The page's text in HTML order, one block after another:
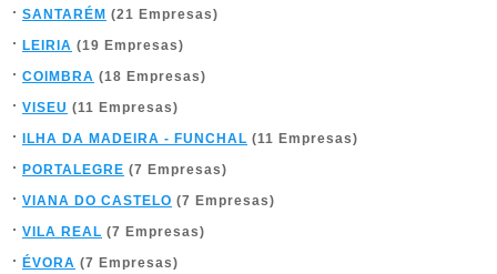
SANTARÉM (21 Empresas)
LEIRIA (19 Empresas)
COIMBRA (18 Empresas)
VISEU (11 Empresas)
ILHA DA MADEIRA - FUNCHAL (11 Empresas)
PORTALEGRE (7 Empresas)
VIANA DO CASTELO (7 Empresas)
VILA REAL (7 Empresas)
ÉVORA (7 Empresas)